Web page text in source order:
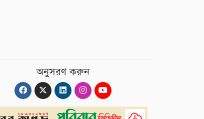
অনুসরণ করুন